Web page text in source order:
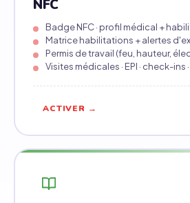
NFC
Badge NFC · profil médical +
Matrice habilitations + alertes
Permis de travail (feu, hauteur,
Visites médicales · EPI · check-ins
ACTIVER →